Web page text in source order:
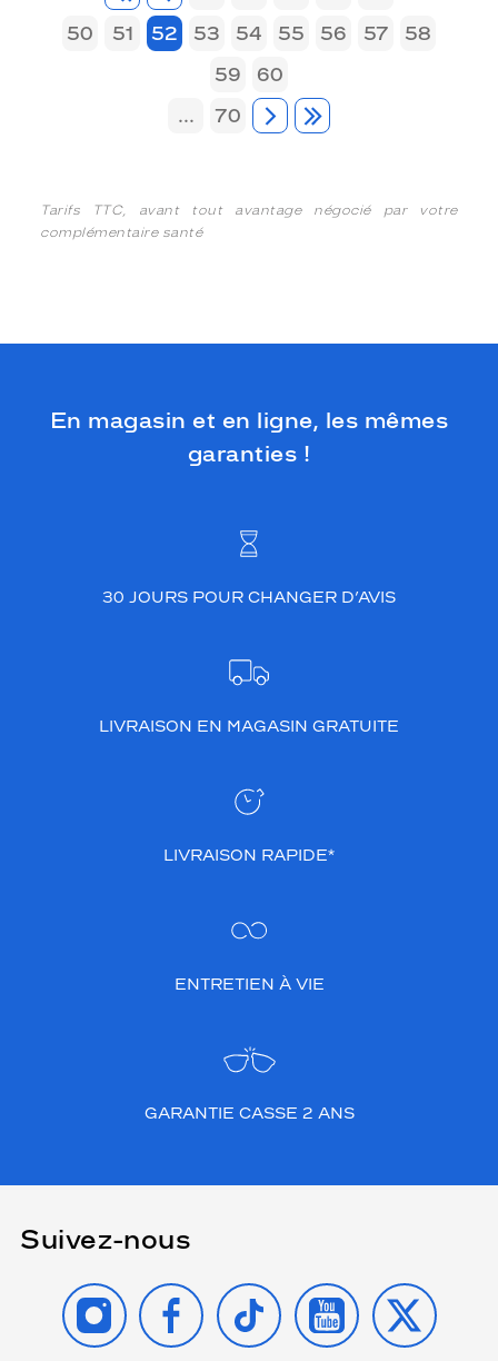
50
51 52 53 54 55 56 57
58
59
60
...
70
Tarifs TTC, avant tout avantage négocié par votre
complémentaire santé
En magasin et en ligne, les mêmes
garanties !
30 JOURS POUR CHANGER D’AVIS
LIVRAISON EN MAGASIN GRATUITE
LIVRAISON RAPIDE*
ENTRETIEN À VIE
GARANTIE CASSE 2 ANS
Suivez-nous
INSTAGRAMFACEBOOK
TIKTOK YOUTUBE
X